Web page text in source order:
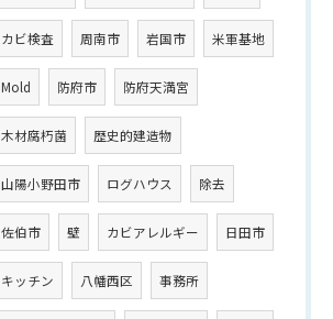
カビ検査 周南市 岩国市 米軍基地
Mold 防府市 防府天満宮
木材腐朽菌 歴史的建造物
山陽小野田市 ログハウス 除去
佐伯市 壁 カビアレルギー 日田市
キッチン 八幡西区 事務所